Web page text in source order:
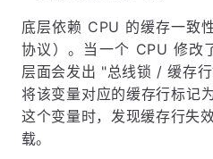
底层依赖 CPU 的缓存一致
协议）。当一个 CPU 修改
层面会发出 "总线锁 / 缓存
将该变量对应的缓存行标记
这个变量时，发现缓存行失
载。